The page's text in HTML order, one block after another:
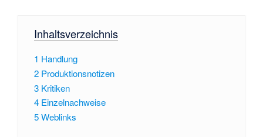
Inhaltsverzeichnis
1 Handlung
2 Produktionsnotizen
3 Kritiken
4 Einzelnachweise
5Weblinks